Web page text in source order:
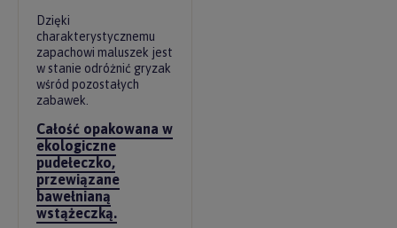
Dzięki
charakterystycznemu
zapachowi maluszek jest
w stanie odróżnić gryzak
wśród pozostałych
zabawek.
Całość opakowana w
ekologiczne
pudełeczko,
przewiązane
bawełnianą
wstążeczką.